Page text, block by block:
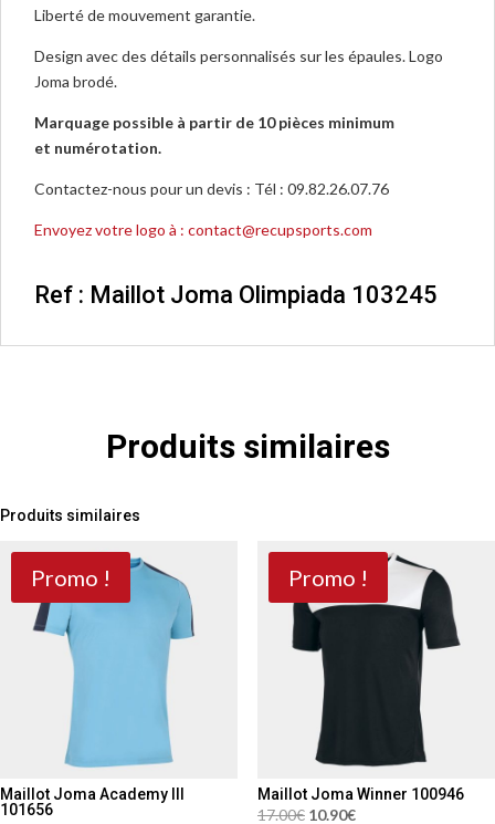
Liberté de mouvement garantie.
Design avec des détails personnalisés sur les épaules. Logo
Joma brodé.
Marquage possible à partir de 10 pièces minimum
et numérotation.
Contactez-nous pour un devis : Tél : 09.82.26.07.76
Envoyez votre logo à : contact@recupsports.com
Ref : Maillot Joma Olimpiada 103245
Produits similaires
Produits similaires
Promo !
Maillot Joma Academy III
101656
Promo !
Maillot Joma Winner 100946
17.00€ Le
10.90€Le